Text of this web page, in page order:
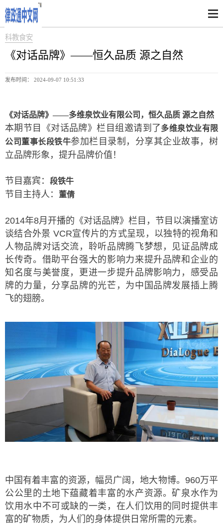
科教食安
《对话品牌》——恒久品质 源之自然
发布时间： 2024-09-07 10:51:33
《对话品牌》——多维泉饮业有限公司， 恒久品质 源之自然
本期节目《对话品牌》栏目组邀请到了多维泉饮业有限
公司董事长段铁牛参加栏目录制，分享其企业故事，树
立品牌形象，提升品牌价值！
节目嘉宾： 段铁牛
节目主持人： 董倩
2014年8月开播的《对话品牌》栏目，节目以演播室访
谈结合外景 VCR宣传片的方式呈现，以独特的视角和
人物品牌对话交流，聆听品牌腾飞梦想，见证品牌成
长传奇。借助平台强大的影响力来提升品牌和企业的
知名度与美誉度，更进一步提升品牌影响力，感受品
牌的力量，分享品牌的光芒，为中国品牌发展插上腾
飞的翅膀。
中国有着丰富的资源，幅员广阔，地大物博。960万平
公公里的土地下蕴藏着丰富的水产资源。矿泉水作为
饮用水中不可或缺的一类，在人们饮用的同时提供丰
富的矿物质，为人们的身体提供日常所需的元素。